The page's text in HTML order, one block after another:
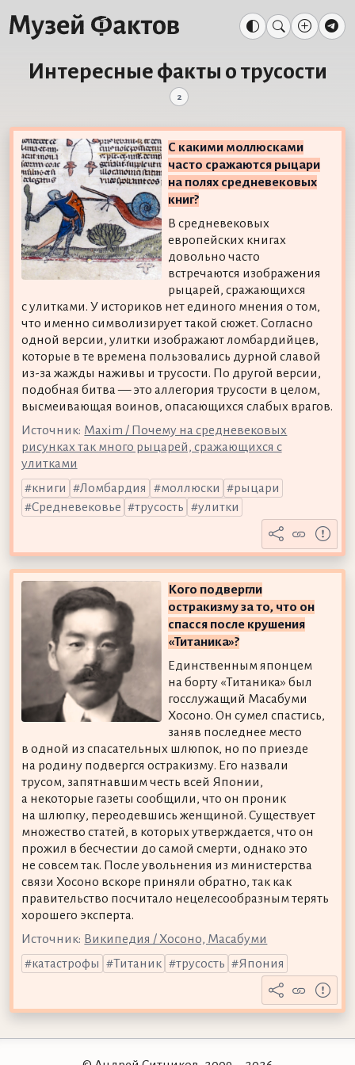
Интересные факты о трусости
2
С какими моллюсками
часто сражаются рыцари
на полях средневековых
книг?
В средневековых
европейских книгах
довольно часто
встречаются изображения
рыцарей, сражающихся
с улитками. У историков нет единого мнения о том,
что именно символизирует такой сюжет. Согласно
одной версии, улитки изображают ломбардийцев,
которые в те времена пользовались дурной славой
из-за жажды наживы и трусости. По другой версии,
подобная битва — это аллегория трусости в целом,
высмеивающая воинов, опасающихся слабых врагов.
Источник: Maxim / Почему на средневековых
рисунках так много рыцарей, сражающихся с
улитками
книги
Ломбардия моллюски
рыцари
Средневековье
трусость улитки
Кого подвергли
остракизму за то, что он
спасся после крушения
«Титаника»?
Единственным японцем
на борту «Титаника» был
госслужащий Масабуми
Хосоно. Он сумел спастись,
заняв последнее место
в одной из спасательных шлюпок, но по приезде
на родину подвергся остракизму. Его назвали
трусом, запятнавшим честь всей Японии,
а некоторые газеты сообщили, что он проник
на шлюпку, переодевшись женщиной. Существует
множество статей, в которых утверждается, что он
прожил в бесчестии до самой смерти, однако это
не совсем так. После увольнения из министерства
связи Хосоно вскоре приняли обратно, так как
правительство посчитало нецелесообразным терять
хорошего эксперта.
Источник: Википедия / Хосоно, Масабуми
катастрофы
Титаник трусость Япония